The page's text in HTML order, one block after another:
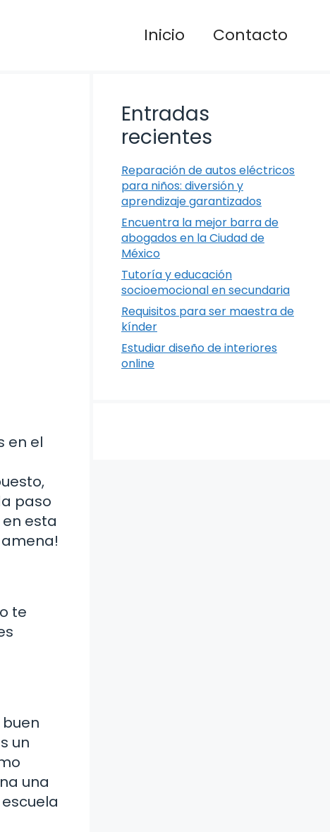
Inicio Contacto
en el
paso
esta
te
un
una
Entradas
recientes
Reparación de autos eléctricos
para niños: diversión y
aprendizaje garantizados
Encuentra la mejor barra de
abogados en la Ciudad de
México
Tutoría y educación
socioemocional en secundaria
Requisitos para ser maestra de
kínder
Estudiar diseño de interiores
online